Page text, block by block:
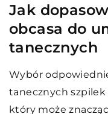
Jak
obcasa do
tanecznych
Wybór
tanecznych
który może